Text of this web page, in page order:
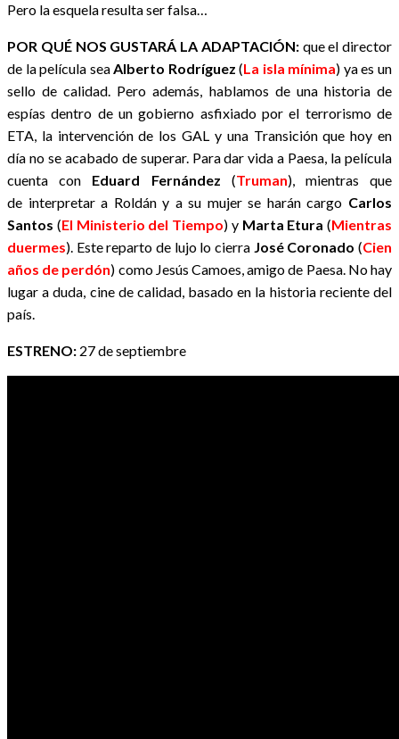
Pero la esquela resulta ser falsa…
POR QUÉ NOS GUSTARÁ LA ADAPTACIÓN:que el director
de la película seaAlberto Rodríguez (La isla mínima) ya es un
sello de calidad. Pero además, hablamos de una historia de
espías dentro de un gobierno asfixiado por el terrorismo de
ETA, la intervención de los GAL y una Transición que hoy en
día no se acabado de superar. Para dar vida a Paesa, la película
cuenta con Eduard Fernández (Truman), mientras que
de interpretar a Roldán y a su mujer se harán cargo Carlos
Santos (El Ministerio del Tiempo) y Marta Etura (Mientras
duermes). Este reparto de lujo lo cierra José Coronado (Cien
años de perdón) como Jesús Camoes, amigo de Paesa. No hay
lugar a duda, cine de calidad, basado en la historia reciente del
país.
ESTRENO: 27 de septiembre